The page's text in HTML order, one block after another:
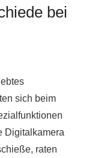
bei
sich beim
Digitalkamera
raten